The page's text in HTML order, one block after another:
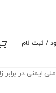
/ ثبت نام
ایمنی در برابر